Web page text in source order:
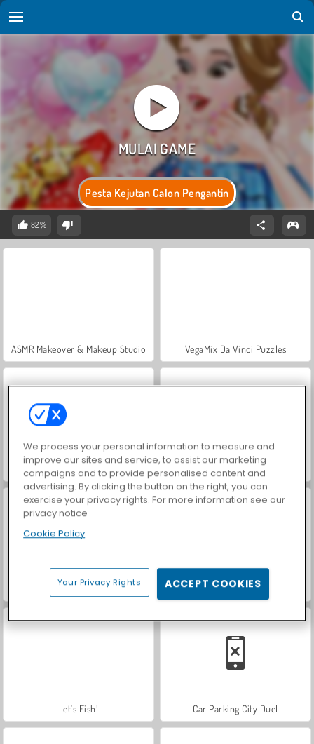
Pesta Kejutan Calon Pengantin
82%
ASMR Makeover & Makeup Studio VegaMix Da Vinci Puzzles
Hidden Object: Street of Secrets World War 2 Shooter
Farm Merge Valley Casino World
Let's Fish! Car Parking City Duel
We process your personal information to measure and
improve our sites and service, to assist our marketing
campaigns and to provide personalised content and
advertising. By clicking the button on the right, you can
exercise your privacy rights. For more information see our
privacy notice
Cookie Policy
Your Privacy Rights ACCEPT COOKIES